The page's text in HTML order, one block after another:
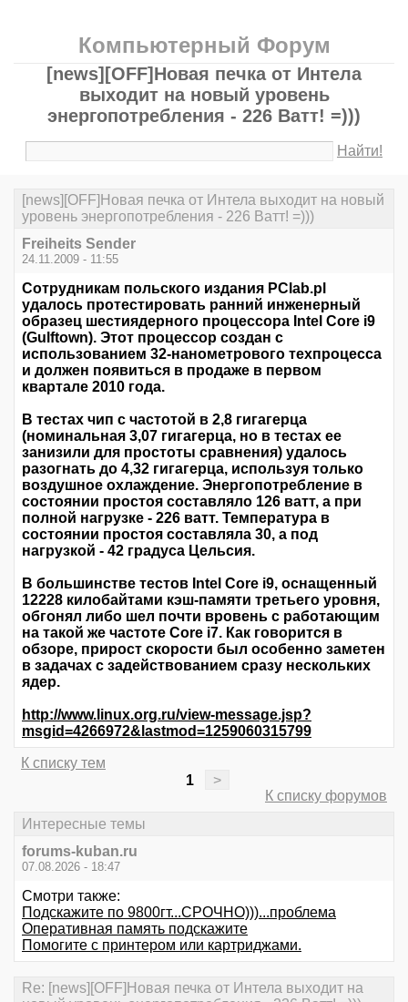
Компьютерный Форум
[news][OFF]Новая печка от Интела
выходит на новый уровень
энергопотребления - 226 Ватт! =)))
Найти!
[news][OFF]Новая печка от Интела выходит на новый
уровень энергопотребления - 226 Ватт! =)))
Freiheits Sender
24.11.2009 - 11:55
Сотрудникам польского издания PClab.pl
удалось протестировать ранний инженерный
образец шестиядерного процессора Intel Core i9
(Gulftown). Этот процессор создан с
использованием 32-нанометрового техпроцесса
и должен появиться в продаже в первом
квартале 2010 года.
В тестах чип с частотой в 2,8 гигагерца
(номинальная 3,07 гигагерца, но в тестах ее
занизили для простоты сравнения) удалось
разогнать до 4,32 гигагерца, используя только
воздушное охлаждение. Энергопотребление в
состоянии простоя составляло 126 ватт, а при
полной нагрузке - 226 ватт. Температура в
состоянии простоя составляла 30, а под
нагрузкой - 42 градуса Цельсия.
В большинстве тестов Intel Core i9, оснащенный
12228 килобайтами кэш-памяти третьего уровня,
обгонял либо шел почти вровень с работающим
на такой же частоте Core i7. Как говорится в
обзоре, прирост скорости был особенно заметен
в задачах с задействованием сразу нескольких
ядер.
http://www.linux.org.ru/view-message.jsp?
msgid=4266972&lastmod=1259060315799
К списку тем
1
>
К списку форумов
Интересные темы
forums-kuban.ru
07.08.2026 - 18:47
Смотри также:
Подскажите по 9800гт...СРОЧНО)))...проблема
Оперативная память подскажите
Помогите с принтером или картриджами.
Re: [news][OFF]Новая печка от Интела выходит на